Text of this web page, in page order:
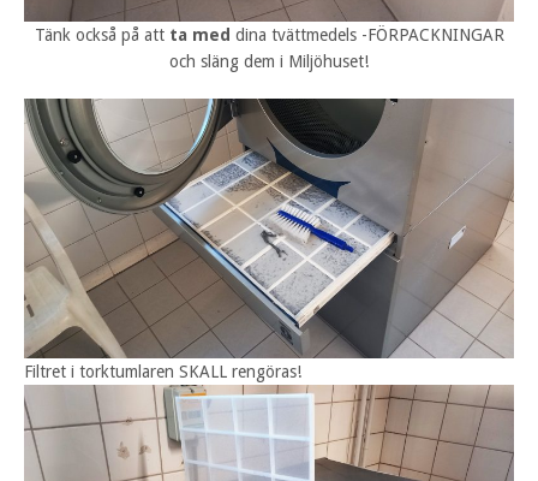
Tänk också på att ta med dina tvättmedels -FÖRPACKNINGAR
och släng dem i Miljöhuset!
Filtret i torktumlaren SKALL rengöras!